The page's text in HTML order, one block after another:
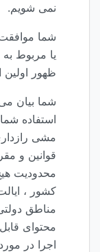
نمی شویم.
شما
ظهور
استفاده
مشی
قوانین و
محدودیت
کشور ،
مناطق
محتوای
اجرا در